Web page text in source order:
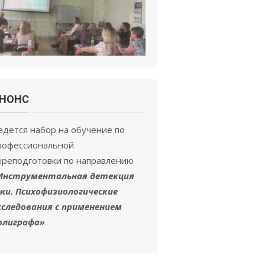
набор на обучение по
по направлению
детекция
Психофизиологические
с применением